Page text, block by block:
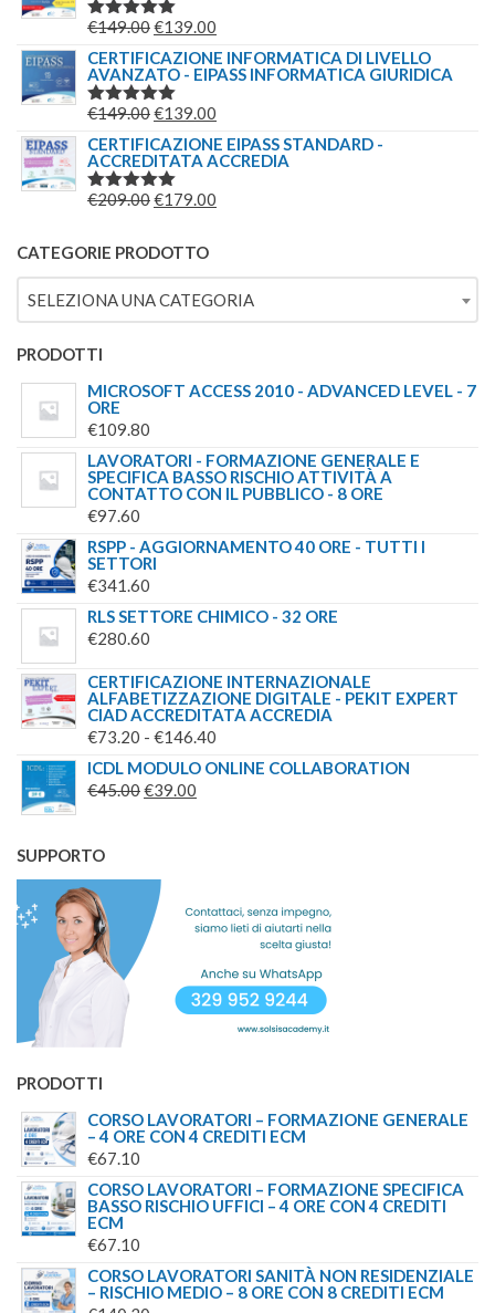
VALUTATO
€149.00IL
PREZZO
ORIGINALE
ERA:
€139.00
PREZZO
ATTUALE
CERTIFICAZIONE INFORMATICA DI LIVELLO
AVANZATO - EIPASS INFORMATICA GIURIDICA
VALUTATO
€149.00IL
PREZZO
ORIGINALE
ERA:
€139.00
PREZZO
ATTUALE
CERTIFICAZIONE EIPASS STANDARD -
ACCREDITATA ACCREDIA
VALUTATO
€209.00IL
ORIGINALE
ERA:
€209.00.
€179.00
È:
€179.00.
CATEGORIE PRODOTTO
SELEZIONA UNA CATEGORIA
PRODOTTI
MICROSOFT ACCESS 2010 - ADVANCED LEVEL - 7
ORE
€109.80
LAVORATORI - FORMAZIONE GENERALE E
SPECIFICA BASSO RISCHIO ATTIVITÀ A
CONTATTO CON IL PUBBLICO - 8 ORE
€97.60
RSPP - AGGIORNAMENTO 40 ORE - TUTTI I
SETTORI
€341.60
RLS SETTORE CHIMICO - 32 ORE
€280.60
CERTIFICAZIONE INTERNAZIONALE
ALFABETIZZAZIONE DIGITALE - PEKIT EXPERT
CIAD ACCREDITATA ACCREDIA
€73.20 - €146.40
DI
ICDL MODULO ONLINE COLLABORATION
€45.00IL
€45.00.
€39.00
SUPPORTO
PRODOTTI
CORSO LAVORATORI – FORMAZIONE GENERALE
– 4 ORE CON 4 CREDITI ECM
€67.10
CORSO LAVORATORI – FORMAZIONE SPECIFICA
BASSO RISCHIO UFFICI – 4 ORE CON 4 CREDITI
ECM
€67.10
CORSO LAVORATORI SANITÀ NON RESIDENZIALE
– RISCHIO MEDIO – 8 ORE CON 8 CREDITI ECM